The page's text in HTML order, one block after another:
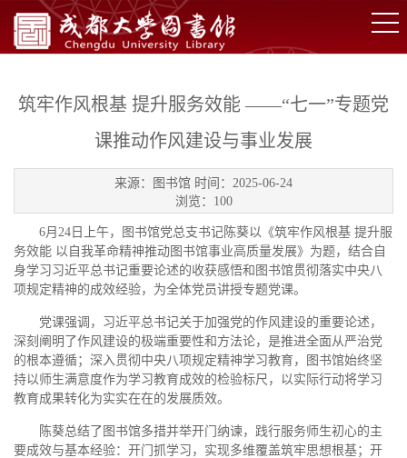
筑牢作风根基 提升服务效能 ——“七一”专题党
课推动作风建设与事业发展​
来源：图书馆 时间：2025-06-24
浏览： 100
6月24日上午，图书馆党总支书记陈葵以《筑牢作风根基 提升服
务效能 以自我革命精神推动图书馆事业高质量发展》为题，结合自
身学习习近平总书记重要论述的收获感悟和图书馆贯彻落实中央八
项规定精神的成效经验，为全体党员讲授专题党课。
党课强调，习近平总书记关于加强党的作风建设的重要论述，
深刻阐明了作风建设的极端重要性和方法论，是推进全面从严治党
的根本遵循；深入贯彻中央八项规定精神学习教育，图书馆始终坚
持以师生满意度作为学习教育成效的检验标尺，以实际行动将学习
教育成果转化为实实在在的发展质效。
陈葵总结了图书馆多措并举开门纳谏，践行服务师生初心的主
要成效与基本经验：开门抓学习，实现多维覆盖筑牢思想根基；开